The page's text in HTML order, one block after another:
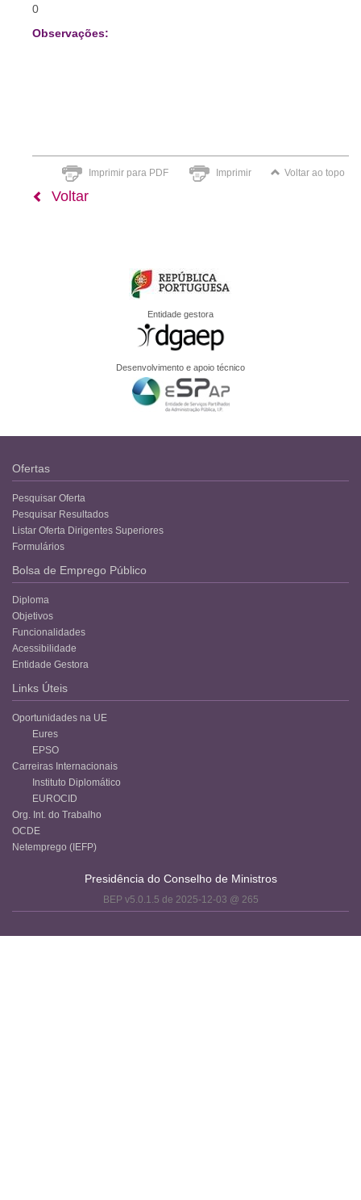
0
Observações:
Imprimir para PDF Imprimir Voltar ao topo
Voltar
Entidade gestora
Desenvolvimento e apoio técnico
Ofertas
Pesquisar Oferta
Pesquisar Resultados
Listar Oferta Dirigentes Superiores
Formulários
Bolsa de Emprego Público
Diploma
Objetivos
Funcionalidades
Acessibilidade
Entidade Gestora
Links Úteis
Oportunidades na UE
Eures
EPSO
Carreiras Internacionais
Instituto Diplomático
EUROCID
Org. Int. do Trabalho
OCDE
Netemprego (IEFP)
Presidência do Conselho de Ministros
BEP v5.0.1.5 de 2025-12-03 @ 265